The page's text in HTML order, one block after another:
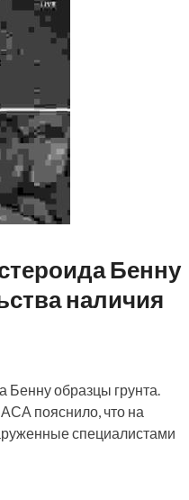
Бенну
наличия
Бенну образцы грунта.
пояснило, что на
специалистами